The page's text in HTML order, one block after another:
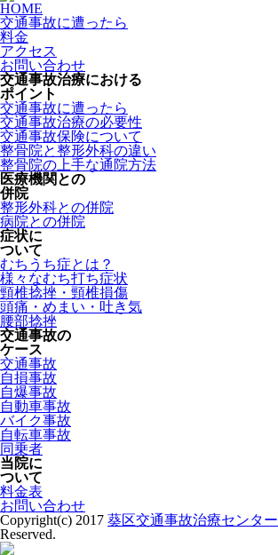
HOME
交通事故に遭ったら
料金
アクセス
お問い合わせ
交通事故治療における
ポイント
交通事故に遭ったら
交通事故治療の必要性
交通事故保険について
整骨院と整形外科の違い
整骨院の上手な通院方法
医療機関との
併院
整形外科との併院
病院との併院
症状に
ついて
むちうち症とは？
様々なむち打ち症状
頸椎捻挫・頸椎損傷
頭痛・めまい・吐き気
腰部捻挫
交通事故の
ケース
交通事故
自損事故
自爆事故
自動車事故
バイク事故
自転車事故
同乗者
当院に
ついて
料金表
お問い合わせ
Copyright(c) 2017 葵区交通事故治療センター
Reserved.